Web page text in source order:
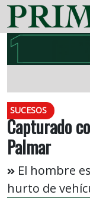
SUCESOS
Capturado
Palmar
El hombre
hurto de